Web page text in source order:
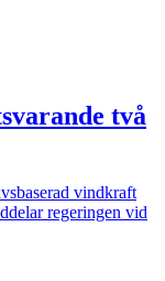
två
vindkraft
regeringen vid